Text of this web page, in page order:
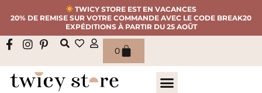
TWICY STORE EST EN VACANCES
20% DE REMISE SUR VOTRE COMMANDE AVEC LE CODE BREAK20
EXPÉDITIONS À PARTIR DU 25 AOÛT
0